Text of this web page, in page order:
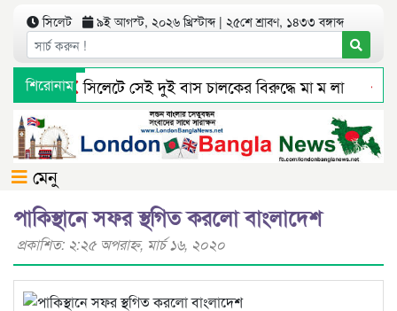
সিলেট ৯ই আগস্ট, ২০২৬ খ্রিস্টাব্দ | ২৫শে শ্রাবণ, ১৪৩৩ বঙ্গাব্দ
শিরোনামসিলেটে সেই দুই বাস চালকের বিরুদ্ধে মা ম লা
সিলেট ওসমানী বিমানবন্দরে সালাম এয়ার চালু হচ্ছে
মেনু
পাকিস্থানে সফর স্থগিত করলো বাংলাদেশ
প্রকাশিত: ২:২৫ অপরাহ্ণ, মার্চ ১৬, ২০২০